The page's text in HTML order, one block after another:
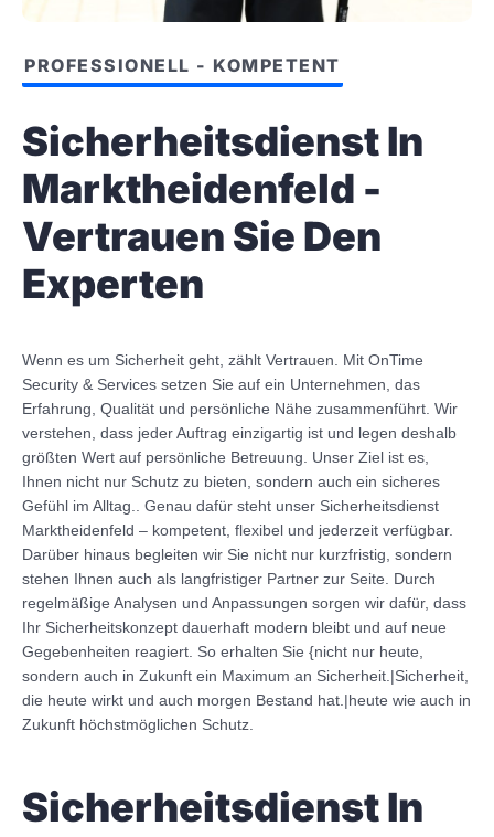
PROFESSIONELL - KOMPETENT
Sicherheitsdienst In
Marktheidenfeld -
Vertrauen Sie Den
Experten
Wenn es um Sicherheit geht, zählt Vertrauen. Mit OnTime
Security & Services setzen Sie auf ein Unternehmen, das
Erfahrung, Qualität und persönliche Nähe zusammenführt. Wir
verstehen, dass jeder Auftrag einzigartig ist und legen deshalb
größten Wert auf persönliche Betreuung. Unser Ziel ist es,
Ihnen nicht nur Schutz zu bieten, sondern auch ein sicheres
Gefühl im Alltag.. Genau dafür steht unser Sicherheitsdienst
Marktheidenfeld – kompetent, flexibel und jederzeit verfügbar.
Darüber hinaus begleiten wir Sie nicht nur kurzfristig, sondern
stehen Ihnen auch als langfristiger Partner zur Seite. Durch
regelmäßige Analysen und Anpassungen sorgen wir dafür, dass
Ihr Sicherheitskonzept dauerhaft modern bleibt und auf neue
Gegebenheiten reagiert. So erhalten Sie {nicht nur heute,
sondern auch in Zukunft ein Maximum an Sicherheit.|Sicherheit,
die heute wirkt und auch morgen Bestand hat.|heute wie auch in
Zukunft höchstmöglichen Schutz.
Sicherheitsdienst In